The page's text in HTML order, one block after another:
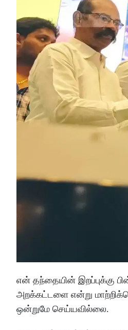
என் தந்தையின் இறப்புக்கு
அறக்கட்டளை என்று
ஒன்றுமே செய்யவில்லை.